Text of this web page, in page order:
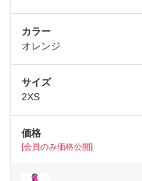
オレンジ
2XS
[会員のみ価格公開]